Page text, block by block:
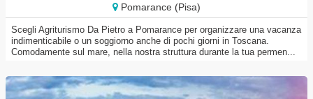
Pomarance (Pisa)
Scegli Agriturismo Da Pietro a Pomarance per organizzare una vacanza
indimenticabile o un soggiorno anche di pochi giorni in Toscana.
Comodamente sul mare, nella nostra struttura durante la tua permen...